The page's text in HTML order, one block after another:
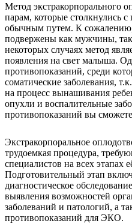
Метод экстракорпорального
парам, которые столкнулись с
обычным путем. К
подвержены как мужчины,
некоторых случаях метод
появления на свет малыша.
противопоказаний, среди
соматические заболевания,
на процесс вынашивания
опухли и воспалительные
противопоказаний вы
Экстракорпоральное
трудоемкая процедура,
специалистов на всех этапах
Подготовительный этап
диагностическое
выявления возможностей
заболеваний и патологий, а
противопоказаний для ЭКО.